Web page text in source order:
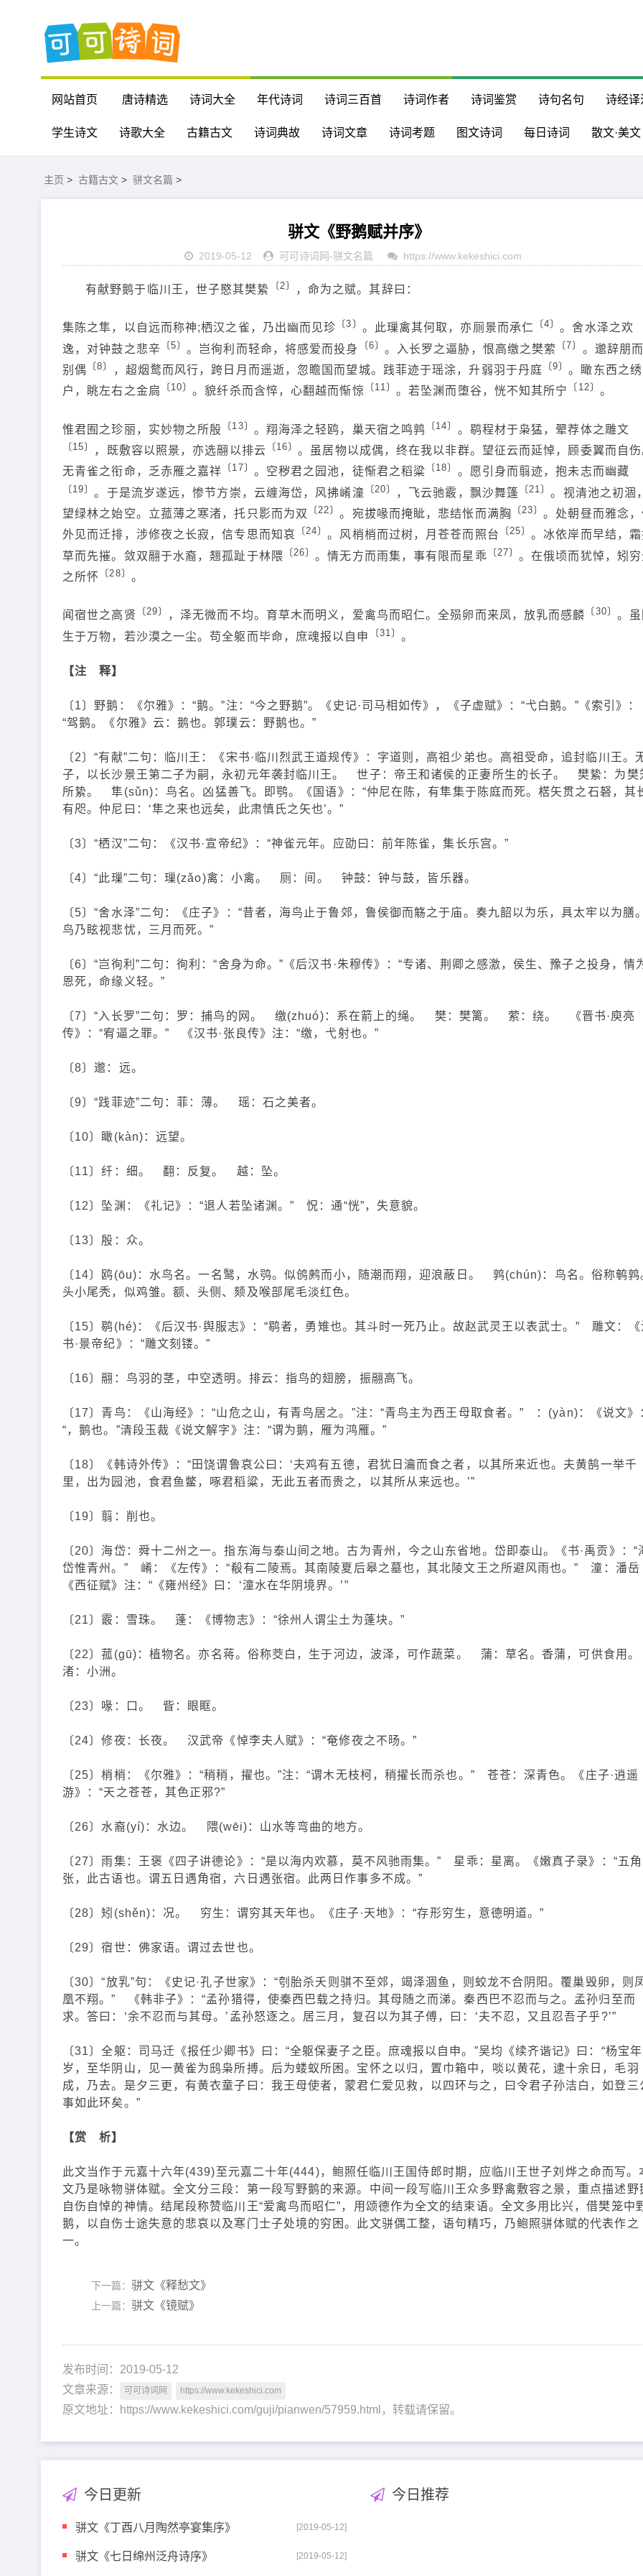
网站首页 唐诗精选 诗词大全 年代诗词 诗词三百首 诗词作者 诗词鉴赏 诗句名句 诗经译
学生诗文 诗歌大全 古籍古文 诗词典故 诗词文章 诗词考题 图文诗词 每日诗词 散文·美文
主页 > 古籍古文 > 骈文名篇 >
骈文《野鹅赋并序》
2019-05-12 可可诗词网-骈文名篇 https://www.kekeshici.com
有献野鹅于临川王，世子愍其樊絷 〔2〕 ，命为之赋。其辞曰：
集陈之隼，以自远而称神;栖汉之雀，乃出幽而见珍 〔3〕 。此璅禽其何取，亦厕景而承仁 〔4〕 。舍水泽之欢
逸，对钟鼓之悲辛 〔5〕 。岂徇利而轻命，将感爱而投身 〔6〕 。入长罗之逼胁，恨高缴之樊萦 〔7〕 。邈辞朋
别偶
〔8〕 ，超烟鹜而风行，跨日月而遥逝，忽瞻国而望城。践菲迹于瑶涂，升弱羽于丹庭 〔9〕 。瞰东西之绣
户，眺左右之金扃
〔10〕 。貌纤杀而含悴，心翻越而惭惊 〔11〕 。若坠渊而堕谷，恍不知其所宁 〔12〕 。
惟君囿之珍丽，实妙物之所殷 〔13〕 。翔海泽之轻鸥，巢天宿之鸣鹑 〔14〕 。鹖程材于枭猛，翚荐体之雕文
〔15〕 ，既敷容以照景，亦选翮以排云 〔16〕 。虽居物以成偶，终在我以非群。望征云而延悼，顾委翼而自
无青雀之衔命，乏赤雁之嘉祥 〔17〕 。空秽君之园池，徒惭君之稻粱 〔18〕 。愿引身而翦迹，抱未志而幽藏
〔19〕 。于是流岁遂远，惨节方崇，云缠海岱，风拂崤潼 〔20〕 ，飞云驰霰，飘沙舞篷 〔21〕 。视清池之初涸
望绿林之始空。立菰薄之寒渚，托只影而为双
〔22〕 。宛拔喙而掩眦，悲结怅而满胸 〔23〕 。处朝昼而雅念
外见而迁排，涉修夜之长寂，信专思而知哀
〔24〕 。风梢梢而过树，月苍苍而照台 〔25〕 。冰依岸而早结，
草而先摧。敛双翮于水裔，翘孤趾于林隈 〔26〕 。情无方而雨集，事有限而星乖 〔27〕 。在俄顷而犹悼，矧
之所怀
〔28〕 。
闻宿世之高贤 〔29〕 ，泽无微而不均。育草木而明义，爱禽鸟而昭仁。全殒卵而来凤，放乳而感麟 〔30〕 。
生于万物，若沙漠之一尘。苟全躯而毕命，庶魂报以自申
〔31〕 。
【注 释】
〔1〕野鹅：《尔雅》：“鹅。”注：“今之野鹅”。《史记·司马相如传》，《子虚赋》：“弋白鹅。”《索引》：
“驾鹅。《尔雅》云：鹅也。郭璞云：野鹅也。”
〔2〕“有献”二句：临川王：《宋书·临川烈武王道规传》：字道则，高祖少弟也。高祖受命，追封临川王。
子，以长沙景王第二子为嗣，永初元年袭封临川王。 世子：帝王和诸侯的正妻所生的长子。 樊絷：为樊
所絷。 隼(sǔn)：鸟名。凶猛善飞。即鹗。《国语》：“仲尼在陈，有隼集于陈庭而死。楛矢贯之石砮，其
有咫。仲尼曰：‘隼之来也远矣，此肃慎氏之矢也’。”
〔3〕“栖汉”二句：《汉书·宣帝纪》：“神雀元年。应劭曰：前年陈雀，集长乐宫。”
〔4〕“此璅”二句：璅(zǎo)禽：小禽。 厕：间。 钟鼓：钟与鼓，皆乐器。
〔5〕“舍水泽”二句：《庄子》：“昔者，海鸟止于鲁郊，鲁侯御而觞之于庙。奏九韶以为乐，具太牢以为膳
鸟乃眩视悲忧，三月而死。”
〔6〕“岂徇利”二句：徇利：“舍身为命。”《后汉书·朱穆传》：“专诸、荆卿之感激，侯生、豫子之投身，情
恩死，命缘义轻。”
〔7〕“入长罗”二句：罗：捕鸟的网。 缴(zhuó)：系在箭上的绳。 樊：樊篱。 萦：绕。 《晋书·庾亮
传》：“宥逼之罪。” 《汉书·张良传》注：“缴，弋射也。”
〔8〕邈：远。
〔9〕“践菲迹”二句：菲：薄。 瑶：石之美者。
〔10〕瞰(kàn)：远望。
〔11〕纤：细。 翻：反复。 越：坠。
〔12〕坠渊：《礼记》：“退人若坠诸渊。” 怳：通“恍”，失意貌。
〔13〕殷：众。
〔14〕鸥(ōu)：水鸟名。一名鹥，水鸮。似鸧鹒而小，随潮而翔，迎浪蔽日。 鹑(chún)：鸟名。俗称鹌鹑
头小尾秃，似鸡雏。额、头侧、颏及喉部尾毛淡红色。
〔15〕鹖(hé)：《后汉书·舆服志》：“鹖者，勇雉也。其斗时一死乃止。故赵武灵王以表武士。” 雕文：
书·景帝纪》：“雕文刻镂。”
〔16〕翮：鸟羽的茎，中空透明。排云：指鸟的翅膀，振翮高飞。
〔17〕青鸟：《山海经》：“山危之山，有青鸟居之。”注：“青鸟主为西王母取食者。” ：(yàn)：《说文》
“，鹅也。”清段玉裁《说文解字》注：“谓为鹅，雁为鸿雁。”
〔18〕《韩诗外传》：“田饶谓鲁哀公曰：‘夫鸡有五德，君犹日瀹而食之者，以其所来近也。夫黄鹄一举千
里，出为园池，食君鱼鳖，啄君稻粱，无此五者而贵之，以其所从来远也。’”
〔19〕翦：削也。
〔20〕海岱：舜十二州之一。指东海与泰山间之地。古为青州，今之山东省地。岱即泰山。《书·禹贡》：“
岱惟青州。” 崤：《左传》：“殽有二陵焉。其南陵夏后皋之墓也，其北陵文王之所避风雨也。” 潼：潘岳
《西征赋》注：“《雍州经》曰：‘潼水在华阴境界。’”
〔21〕霰：雪珠。 蓬：《博物志》：“徐州人谓尘土为蓬块。”
〔22〕菰(gū)：植物名。亦名蒋。俗称茭白，生于河边，波泽，可作蔬菜。 蒲：草名。香蒲，可供食用
渚：小洲。
〔23〕喙：口。 眥：眼眶。
〔24〕修夜：长夜。 汉武帝《悼李夫人赋》：“奄修夜之不旸。”
〔25〕梢梢：《尔雅》：“稍稍，擢也。”注：“谓木无枝柯，稍擢长而杀也。” 苍苍：深青色。《庄子·逍遥
游》：“天之苍苍，其色正邪?”
〔26〕水裔(yí)：水边。 隈(wēi)：山水等弯曲的地方。
〔27〕雨集：王褒《四子讲德论》：“是以海内欢慕，莫不风驰雨集。” 星乖：星离。《嫩真子录》：“五
张，此古语也。谓五日遇角宿，六日遇张宿。此两日作事多不成。”
〔28〕矧(shěn)：况。 穷生：谓穷其天年也。《庄子·天地》：“存形穷生，意德明道。”
〔29〕宿世：佛家语。谓过去世也。
〔30〕“放乳”句：《史记·孔子世家》：“刳胎杀夭则骐不至郊，竭泽涸鱼，则蛟龙不合阴阳。覆巢毁卵，则
凰不翔。” 《韩非子》：“孟孙猎得，使秦西巴载之持归。其母随之而涕。秦西巴不忍而与之。孟孙归至而
求。答曰：‘余不忍而与其母。’孟孙怒逐之。居三月，复召以为其子傅，曰：‘夫不忍，又且忍吾子乎?’”
〔31〕全躯：司马迁《报任少卿书》曰：“全躯保妻子之臣。庶魂报以自申。”吴均《续齐谐记》曰：“杨宝
岁，至华阴山，见一黄雀为鸱枭所搏。后为蝼蚁所困。宝怀之以归，置巾箱中，啖以黄花，逮十余日，毛羽
成，乃去。是夕三更，有黄衣童子曰：我王母使者，蒙君仁爱见救，以四环与之，曰令君子孙洁白，如登三
事如此环矣。”
【赏 析】
此文当作于元嘉十六年(439)至元嘉二十年(444)，鲍照任临川王国侍郎时期，应临川王世子刘烨之命而写。
文乃是咏物骈体赋。全文分三段：第一段写野鹅的来源。中间一段写临川王众多野禽敷容之景，重点描述野
自伤自悼的神情。结尾段称赞临川王“爱禽鸟而昭仁”，用颂德作为全文的结束语。全文多用比兴，借樊笼中
鹅，以自伤士途失意的悲哀以及寒门士子处境的穷困。此文骈偶工整，语句精巧，乃鲍照骈体赋的代表作之
一。
下一篇： 骈文《释愁文》
上一篇： 骈文《镜赋》
发布时间：2019-05-12
文章来源：
可可诗词网 https://www.kekeshici.com
原文地址：https://www.kekeshici.com/guji/pianwen/57959.html，转载请保留。
今日更新
骈文《丁酉八月陶然亭宴集序》 [2019-05-12]
骈文《七日绵州泛舟诗序》 [2019-05-12]
今日推荐